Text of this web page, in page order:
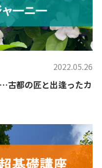
2022.05.26
古都の匠と出逢ったカ